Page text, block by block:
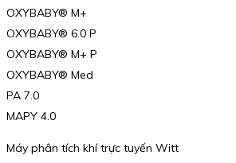
OXYBABY® M+
OXYBABY® 6.0 P
OXYBABY® M+ P
OXYBABY® Med
PA 7.0
MAPY 4.0
Máy phân tích khí trực tuyến Witt